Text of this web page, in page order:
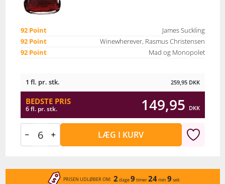
92 Point
James Suckling
92 Point
Winewherever, Rasmus Christensen
92 Point
Mad og Monopolet
1 fl. pr. stk. 259,95 DKK
BEDSTE PRIS
6 fl. pr. stk. 149,95 DKK
LÆG I KURV
PRISEN UDLØBER OM: 2 dage9 timer24min 9 sek